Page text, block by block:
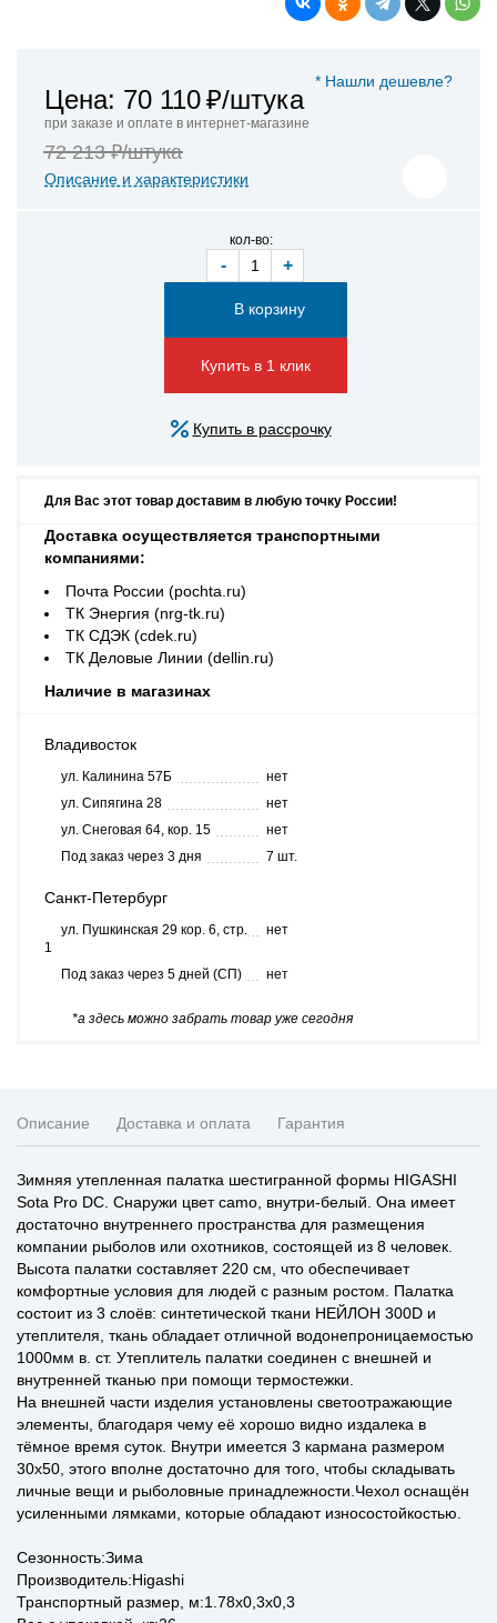
* Нашли дешевле?
Цена: 70 110₽/штука
при заказе и оплате в интернет-магазине
72 213 ₽/штука
Описание и характеристики
кол-во:
- +
Купить в 1 клик
Купить в рассрочку
Для Вас этот товар доставим в любую точку России!
Доставка осуществляется транспортными
компаниями:
Почта России (pochta.ru)
ТК Энергия (nrg-tk.ru)
ТК СДЭК (cdek.ru)
ТК Деловые Линии (dellin.ru)
Наличие в магазинах
Владивосток
ул. Калинина 57Б
нет
ул. Сипягина 28
нет
ул. Снеговая 64, кор. 15
нет
Под заказ через 3 дня
7 шт.
Санкт-Петербург
ул. Пушкинская 29 кор. 6, стр.
1
нет
Под заказ через 5 дней (СП) нет
*а здесь можно забрать товар уже сегодня
Описание Доставка и оплата Гарантия
Зимняя утепленная палатка шестигранной формы HIGASHI
Sota Pro DC. Снаружи цвет camo, внутри-белый. Она имеет
достаточно внутреннего пространства для размещения
компании рыболов или охотников, состоящей из 8 человек.
Высота палатки составляет 220 см, что обеспечивает
комфортные условия для людей с разным ростом. Палатка
состоит из 3 слоёв: синтетической ткани НЕЙЛОН 300D и
утеплителя, ткань обладает отличной водонепроницаемостью
1000мм в. ст. Утеплитель палатки соединен с внешней и
внутренней тканью при помощи термостежки.
На внешней части изделия установлены светоотражающие
элементы, благодаря чему её хорошо видно издалека в
тёмное время суток. Внутри имеется 3 кармана размером
30x50, этого вполне достаточно для того, чтобы складывать
личные вещи и рыболовные принадлежности.Чехол оснащён
усиленными лямками, которые обладают износостойкостью.
Сезонность:Зима
Производитель:Higashi
Транспортный размер, м:1.78x0,3x0,3